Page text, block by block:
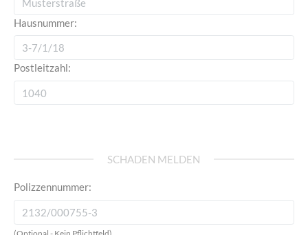
Hausnummer:
Postleitzahl:
SCHADEN MELDEN
Polizzennummer: